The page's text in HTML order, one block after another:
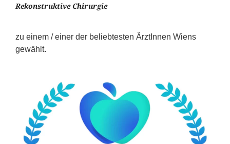
Rekonstruktive Chirurgie
zu einem / einer der beliebtesten ÄrztInnen Wiens
gewählt.